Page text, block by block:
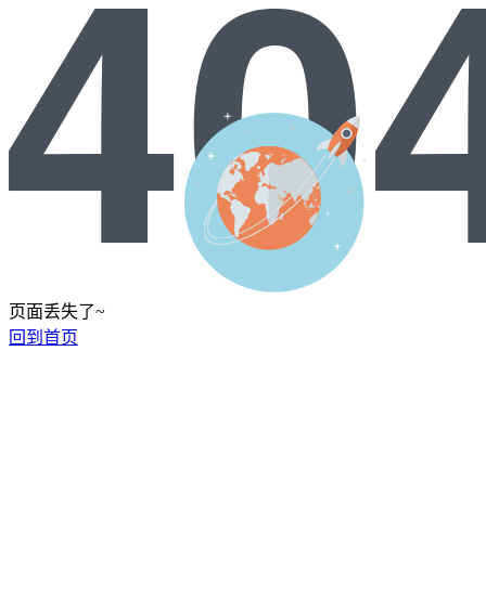
页面丢失了~
回到首页